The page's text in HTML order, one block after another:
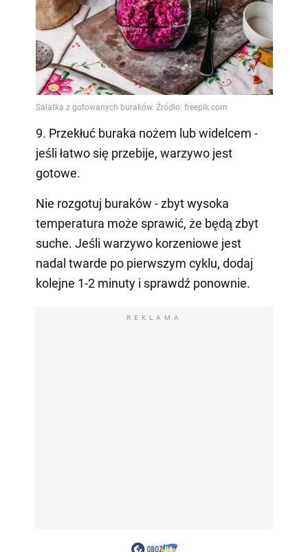
9. Przekłuć buraka nożem lub widelcem -
jeśli łatwo się przebije, warzywo jest
gotowe.
Nie rozgotuj buraków - zbyt wysoka
temperatura może sprawić, że będą zbyt
suche. Jeśli warzywo korzeniowe jest
nadal twarde po pierwszym cyklu, dodaj
kolejne 1-2 minuty i sprawdź ponownie.
REKLAMA